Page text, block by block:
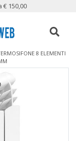
150,00
8 ELEMENTI